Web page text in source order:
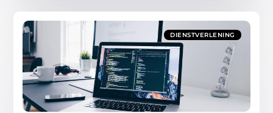
DIENSTVERLENING